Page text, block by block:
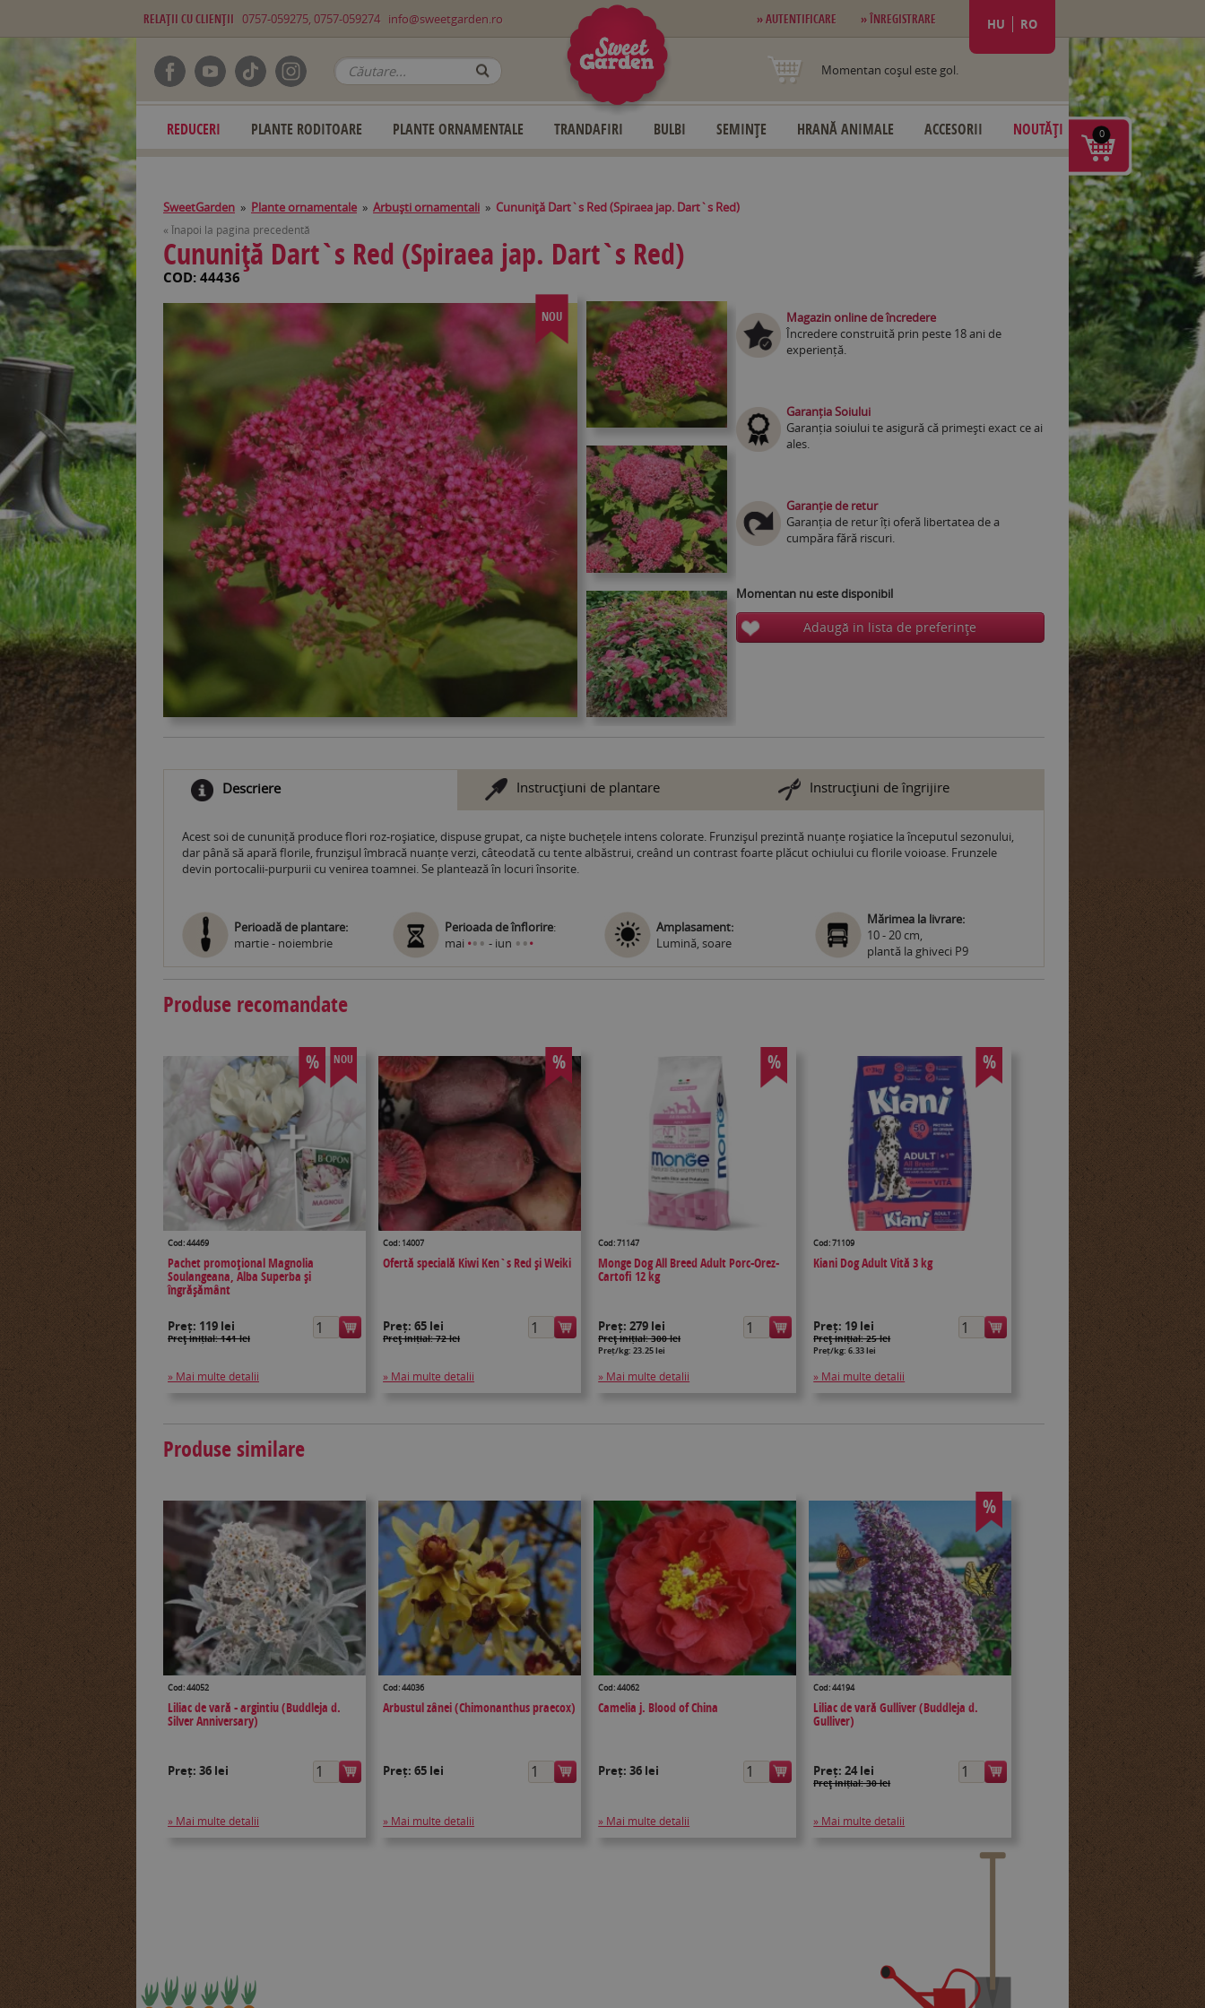
RELAŢII CU CLIENŢII 0757-059275, 0757-059274 info@sweetgarden.ro » AUTENTIFICARE » ÎNREGISTRARE HU RO
Momentan coşul este gol.
REDUCERI PLANTE RODITOARE PLANTE ORNAMENTALE TRANDAFIRI BULBI SEMINȚE HRANĂ ANIMALE ACCESORII NOUTĂȚI
SweetGarden » Plante ornamentale » Arbuşti ornamentali » Cununiţă Dart`s Red (Spiraea jap. Dart`s Red)
« Înapoi la pagina precedentă
Cununiţă Dart`s Red (Spiraea jap. Dart`s Red)
COD: 44436
NOU
Magazin online de încredere
Încredere construită prin peste 18 ani de
experiență.
Garanția Soiului
Garanția soiului te asigură că primești exact ce ai
ales.
Garanție de retur
Garanția de retur îți oferă libertatea de a
cumpăra fără riscuri.
Momentan nu este disponibil
Adaugă in lista de preferinţe
Descriere Instrucţiuni de plantare Instrucţiuni de îngrijire
Acest soi de cununiță produce flori roz-roșiatice, dispuse grupat, ca niște buchețele intens colorate. Frunzișul prezintă nuanțe roșiatice la începutul sezonului,
dar până să apară florile, frunzișul îmbracă nuanțe verzi, câteodată cu tente albăstrui, creând un contrast foarte plăcut ochiului cu florile voioase. Frunzele
devin portocalii-purpurii cu venirea toamnei. Se plantează în locuri însorite.
Perioadă de plantare:
martie - noiembrie
Perioada de înflorire:
mai ••• - iun •••
Amplasament:
Lumină, soare
Mărimea la livrare:
10 - 20 cm,
plantă la ghiveci P9
Produse recomandate
% NOU
Cod: 44469
Pachet promoțional Magnolia
Soulangeana, Alba Superba și
îngrășământ
Preț: 119 lei
Preţ inițial: 141 lei
» Mai multe detalii
%
Cod: 14007
Ofertă specială Kiwi Ken`s Red și Weiki
Preț:65 lei
Preţ inițial: 72 lei
» Mai multe detalii
%
Cod: 71147
Monge Dog All Breed Adult Porc-Orez-
Cartofi 12 kg
Preț:279 lei
Preţ inițial: 300 lei
Preț/kg: 23.25 lei
» Mai multe detalii
%
Cod: 71109
Kiani Dog Adult Vită 3 kg
Preț: 19 lei
Preţ inițial: 25 lei
Preț/kg: 6.33 lei
» Mai multe detalii
Produse similare
Cod: 44052
Liliac de vară - argintiu (Buddleja d.
Silver Anniversary)
Preț: 36 lei
» Mai multe detalii
Cod: 44036
Arbustul zânei (Chimonanthus praecox)
Preț:65 lei
» Mai multe detalii
Cod: 44062
Camelia j. Blood of China
Preț:36 lei
» Mai multe detalii
%
Cod: 44194
Liliac de vară Gulliver (Buddleja d.
Gulliver)
Preț:24 lei
Preţ inițial: 30 lei
» Mai multe detalii
0